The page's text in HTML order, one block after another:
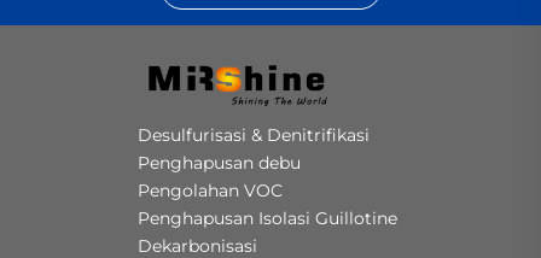
Desulfurisasi & Denitrifikasi
Penghapusan debu
Pengolahan VOC
Penghapusan Isolasi Guillotine
Dekarbonisasi